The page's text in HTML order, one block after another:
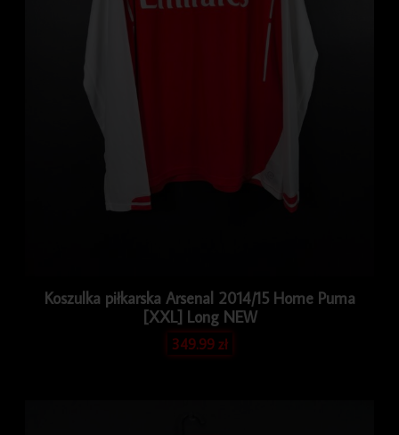
Koszulka piłkarska Arsenal 2014/15 Home Puma
[XXL] Long NEW
349.99zł